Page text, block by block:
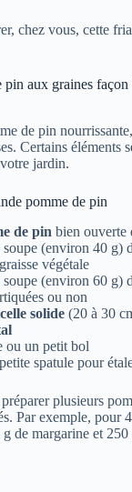
chez vous, cette
pin aux graines façon
de pin
Certains éléments
jardin.
pomme de pin
de pin bien ouverte
soupe (environ 40 g)
végétale
(environ 60 g)
ou non
solide (20 à 30
ou un petit bol
spatule pour
plusieurs
Par exemple, pour
de margarine et 250